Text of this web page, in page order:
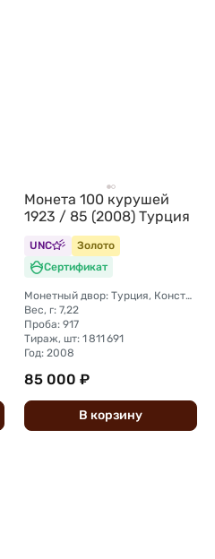
Монета 100 курушей
1923 / 85 (2008) Турция
UNC
Золото
Сертификат
Монетный двор: Турция, Константинополь
Вес, г: 7,22
Проба: 917
Тираж, шт: 1 811 691
Год: 2008
85 000 ₽
В корзину